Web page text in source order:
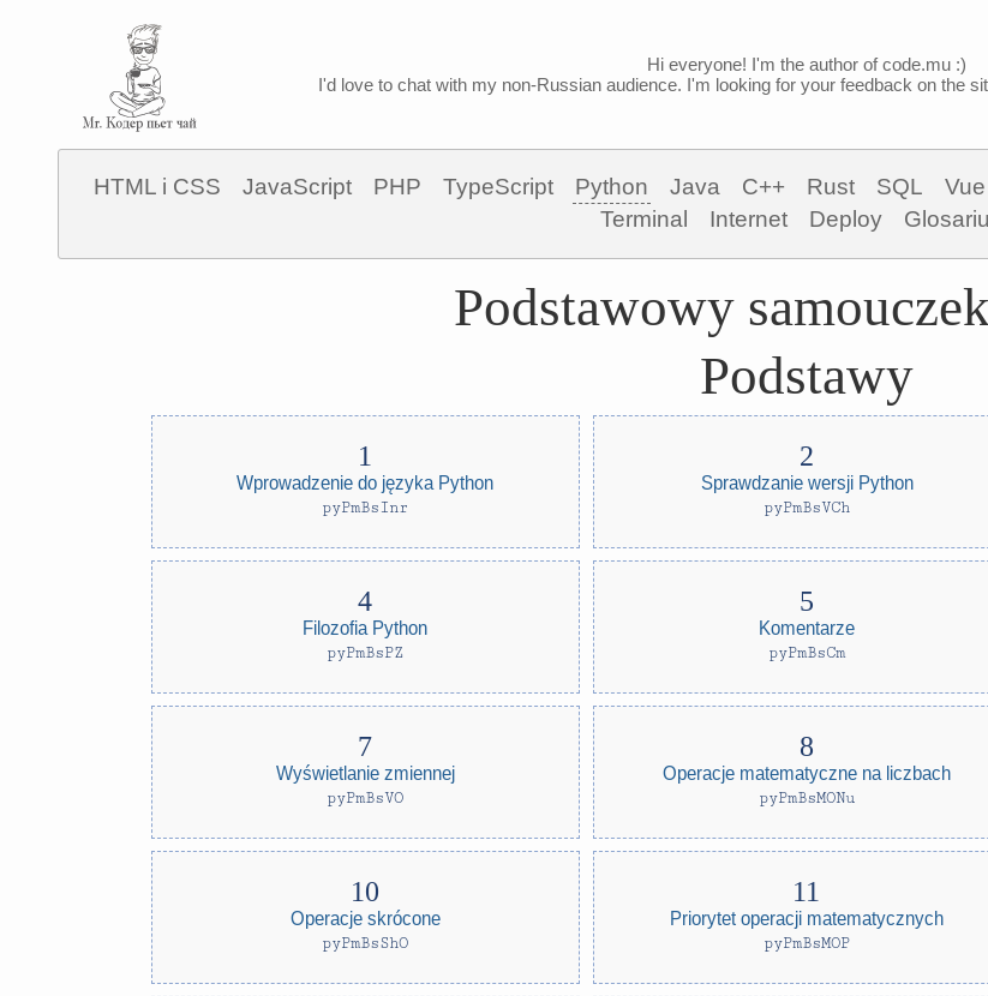
Hi everyone! I'm the author of code.mu :)
I'd love to chat with my non-Russian audience. I'm looking for your feedback on the
HTML i CSS JavaScript PHP TypeScript Python Java C++ Rust SQL Vue
Terminal
Internet Deploy
Podstawowy
Podstawy
Wprowadzenie do języka Python
pyPmBsInr
Sprawdzanie wersji Python
pyPmBsVCh
Filozofia Python
pyPmBsPZ
Komentarze
pyPmBsCm
Wyświetlanie zmiennej
pyPmBsVO
Operacje matematyczne na liczbach
pyPmBsMONu
Operacje skrócone
pyPmBsShO
Priorytet operacji matematycznych
pyPmBsMOP